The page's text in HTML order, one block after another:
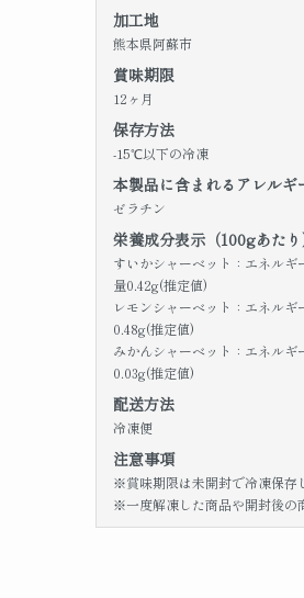
加工地
熊本県阿蘇市
賞味期限
12ヶ月
保存方法
-15℃以下の冷凍
本製品に含まれるアレルギ
ゼラチン
栄養成分表示（100gあたり
すいかシャーベット：エネル
量0.42g(推定値)
レモンシャーベット：エネル
0.48g(推定値)
みかんシャーベット：エネル
0.03g(推定値)
配送方法
冷凍便
注意事項
※賞味期限は未開封で冷凍保存
※一度解凍した商品や開封後の